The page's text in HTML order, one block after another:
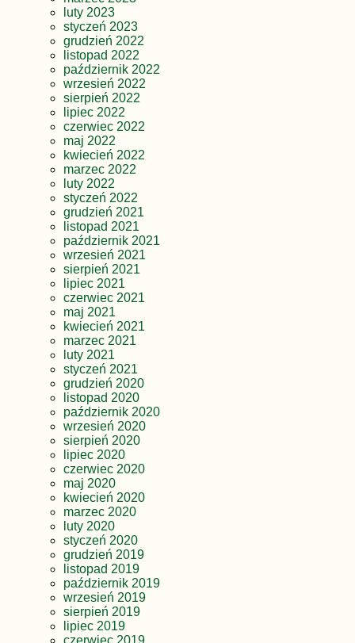
luty 2023
styczeń 2023
grudzień 2022
listopad 2022
październik 2022
wrzesień 2022
sierpień 2022
lipiec 2022
czerwiec 2022
maj 2022
kwiecień 2022
marzec 2022
luty 2022
styczeń 2022
grudzień 2021
listopad 2021
październik 2021
wrzesień 2021
sierpień 2021
lipiec 2021
czerwiec 2021
maj 2021
kwiecień 2021
marzec 2021
luty 2021
styczeń 2021
grudzień 2020
listopad 2020
październik 2020
wrzesień 2020
sierpień 2020
lipiec 2020
czerwiec 2020
maj 2020
kwiecień 2020
marzec 2020
luty 2020
styczeń 2020
grudzień 2019
listopad 2019
październik 2019
wrzesień 2019
sierpień 2019
lipiec 2019